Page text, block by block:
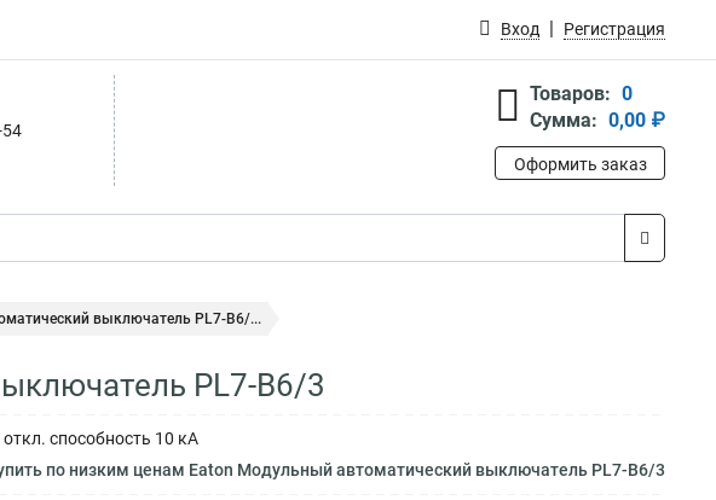
Вход Регистрация
54
Товаров: 0
Сумма: 0,00 ₽
Оформить заказ
выключатель PL7-B6/...
PL7-B6/3
способность 10 кА
по низким ценам Eaton Модульный автоматический выключатель PL7-B6/3